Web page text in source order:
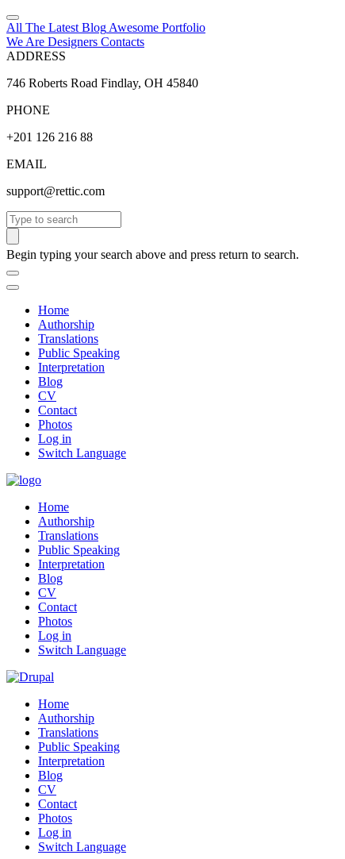
All The Latest Blog Awesome Portfolio
We Are Designers Contacts
ADDRESS
746 Roberts Road Findlay, OH 45840
PHONE
+201 126 216 88
EMAIL
support@rettic.com
Search
Begin typing your search above and press return to search.
Home
Authorship
Translations
Public Speaking
Interpretation
Blog
CV
Contact
Photos
Log in
Switch Language
Home
Authorship
Translations
Public Speaking
Interpretation
Blog
CV
Contact
Photos
Log in
Switch Language
Home
Authorship
Translations
Public Speaking
Interpretation
Blog
CV
Contact
Photos
Log in
Switch Language